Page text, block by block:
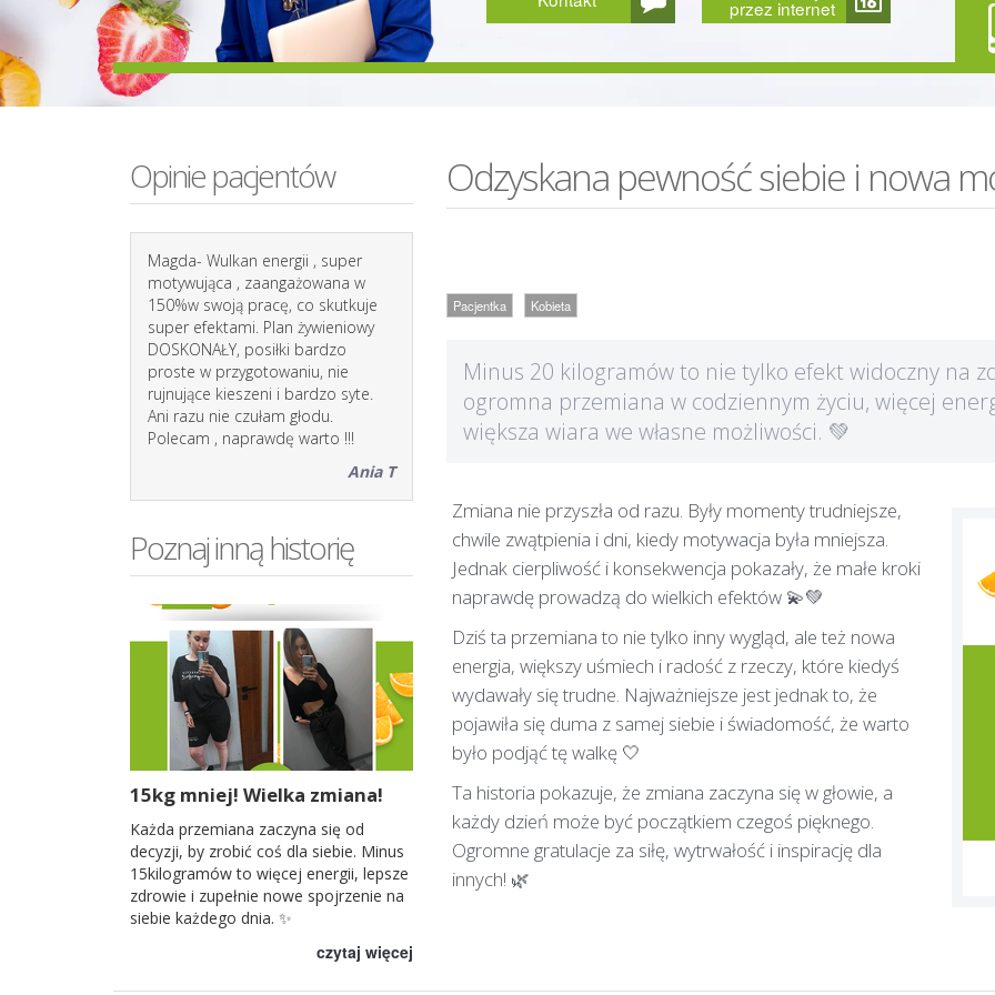
przez internet
Opinie pacjentów
Magda- Wulkan energii , super
motywująca , zaangażowana w
150%w swoją pracę, co skutkuje
super efektami. Plan żywieniowy
DOSKONAŁY, posiłki bardzo
proste w przygotowaniu, nie
rujnujące kieszeni i bardzo syte.
Ani razu nie czułam głodu.
Polecam , naprawdę warto !!!
Ania T
Poznaj inną historię
15kg mniej! Wielka zmiana!
Każda przemiana zaczyna się od
decyzji, by zrobić coś dla siebie. Minus
15kilogramów to więcej energii, lepsze
zdrowie i zupełnie nowe spojrzenie na
siebie każdego dnia. ✨
czytaj więcej
Odzyskana pewność siebie i nowa
Pacjentka Kobieta
Minus 20 kilogramów to nie tylko efekt widoczny na
ogromna przemiana w codziennym życiu, więcej
większa wiara we własne możliwości. 💚
Zmiana nie przyszła od razu. Były momenty trudniejsze,
chwile zwątpienia i dni, kiedy motywacja była mniejsza.
Jednak cierpliwość i konsekwencja pokazały, że małe kroki
naprawdę prowadzą do wielkich efektów 💫💚
Dziś ta przemiana to nie tylko inny wygląd, ale też nowa
energia, większy uśmiech i radość z rzeczy, które kiedyś
wydawały się trudne. Najważniejsze jest jednak to, że
pojawiła się duma z samej siebie i świadomość, że warto
było podjąć tę walkę 🤍
Ta historia pokazuje, że zmiana zaczyna się w głowie, a
każdy dzień może być początkiem czegoś pięknego.
Ogromne gratulacje za siłę, wytrwałość i inspirację dla
innych! 🌿